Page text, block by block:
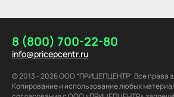
8 (800) 700-22-80
info@pricepcentr.ru
© 2013 - 2026 ООО “ПРИЦЕПЦЕНТР” Все права
Копирование и использование любых